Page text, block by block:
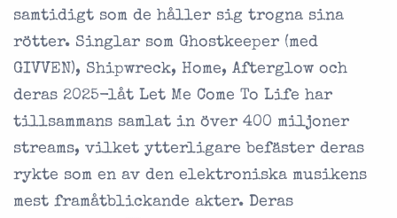
samtidigt som de håller sig trogna sina
rötter. Singlar som Ghostkeeper (med
GIVVEN), Shipwreck, Home, Afterglow och
deras 2025-låt Let Me Come To Life har
tillsammans samlat in över 400 miljoner
streams, vilket ytterligare befäster deras
rykte som en av den elektroniska musikens
mest framåtblickande akter. Deras